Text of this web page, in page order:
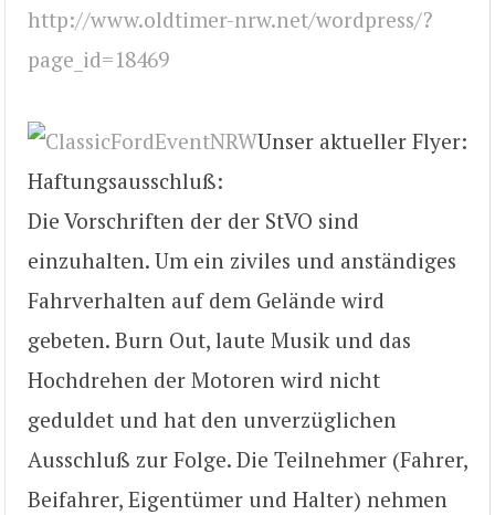
http://www.oldtimer-nrw.net/wordpress/?
page_id=18469
Unser aktueller Flyer:
Haftungsausschluß:
Die Vorschriften der der StVO sind
einzuhalten. Um ein ziviles und anständiges
Fahrverhalten auf dem Gelände wird
gebeten. Burn Out, laute Musik und das
Hochdrehen der Motoren wird nicht
geduldet und hat den unverzüglichen
Ausschluß zur Folge. Die Teilnehmer (Fahrer,
Beifahrer, Eigentümer und Halter) nehmen